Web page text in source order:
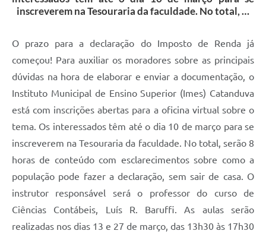
Enquete
Jornal
Agenda
Diário Oficial
Contato
Editais
inscreverem na Tesouraria da faculdade. No total, …
O prazo para a declaração do Imposto de Renda já
começou! Para auxiliar os moradores sobre as principais
dúvidas na hora de elaborar e enviar a documentação, o
Instituto Municipal de Ensino Superior (Imes) Catanduva
está com inscrições abertas para a oficina virtual sobre o
tema. Os interessados têm até o dia 10 de março para se
inscreverem na Tesouraria da faculdade. No total, serão 8
horas de conteúdo com esclarecimentos sobre como a
população pode fazer a declaração, sem sair de casa. O
instrutor responsável será o professor do curso de
Ciências Contábeis, Luís R. Baruffi. As aulas serão
realizadas nos dias 13 e 27 de março, das 13h30 às 17h30